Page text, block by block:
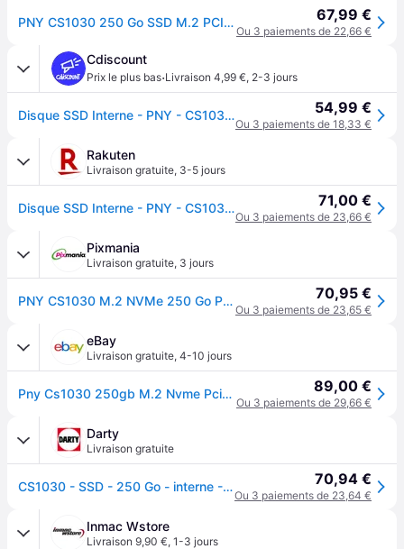
PNY CS1030 250 Go SSD M.2 PCIe NVMe 3D NAND 67,99 €
Ou 3 paiements de 22,66 €
Cdiscount
Prix le plus bas·Livraison 4,99 €, 2-3 jours
Disque SSD Interne - PNY - CS1030 M.2 GEN3 - 250 Go - NVMe (M280CS1030-250-RB) 54,99 €
Ou 3 paiements de 18,33 €
Rakuten
Livraison gratuite, 3-5 jours
Disque SSD Interne - PNY - CS1030 M.2 GEN3 - 250 Go - NVMe (M280CS1030-250-RB) 71,00 €
Ou 3 paiements de 23,66 €
Pixmania
Livraison gratuite, 3 jours
PNY CS1030 M.2 NVMe 250 Go PCI Express 3.0 - Neuf 70,95 €
Ou 3 paiements de 23,65 €
eBay
Livraison gratuite, 4-10 jours
Pny Cs1030 250gb M.2 Nvme Pcie Gen3 X4, 2500mb/s Read Speed, 1100mb/s Write Spee 89,00 €
Ou 3 paiements de 29,66 €
Darty
Livraison gratuite
CS1030 - SSD - 250 Go - interne - M.2 2280 - PCIe 3.0 x4 (NVMe) 70,94 €
Ou 3 paiements de 23,64 €
Inmac Wstore
Livraison 9,90 €, 1-3 jours